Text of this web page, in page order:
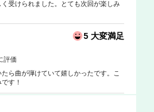
受けられました。とても次回が楽しみ
5 大変満足
評価
ら曲が弾けていて嬉しかったです。こ
す！